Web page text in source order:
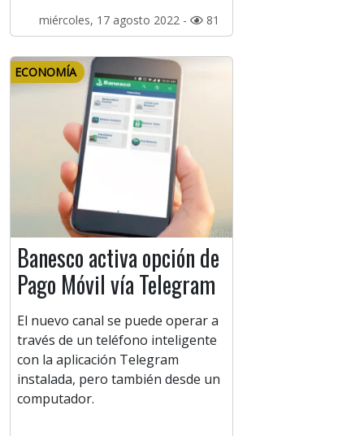
miércoles, 17 agosto 2022 - 81
ECONOMÍA
Banesco activa opción de
Pago Móvil vía Telegram
El nuevo canal se puede operar a
través de un teléfono inteligente
con la aplicación Telegram
instalada, pero también desde un
computador.